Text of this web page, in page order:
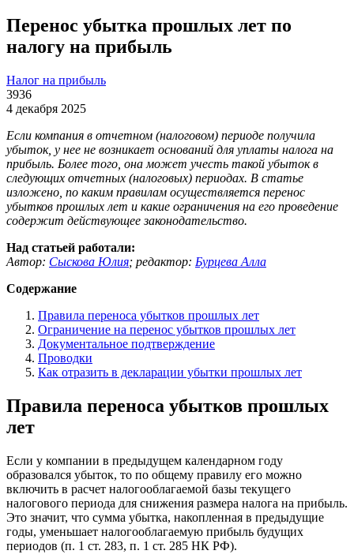
Перенос убытка прошлых лет по
налогу на прибыль
Налог на прибыль
3936
4 декабря 2025
Если компания в отчетном (налоговом) периоде получила
убыток, у нее не возникает оснований для уплаты налога на
прибыль. Более того, она может учесть такой убыток в
следующих отчетных (налоговых) периодах. В статье
изложено, по каким правилам осуществляется перенос
убытков прошлых лет и какие ограничения на его проведение
содержит действующее законодательство.
Над статьей работали:
Автор: Сыскова Юлия; редактор: Бурцева Алла
Содержание
Правила переноса убытков прошлых лет
Ограничение на перенос убытков прошлых лет
Документальное подтверждение
Проводки
Как отразить в декларации убытки прошлых лет
Правила переноса убытков прошлых
лет
Если у компании в предыдущем календарном году
образовался убыток, то по общему правилу его можно
включить в расчет налогооблагаемой базы текущего
налогового периода для снижения размера налога на прибыль.
Это значит, что сумма убытка, накопленная в предыдущие
годы, уменьшает налогооблагаемую прибыль будущих
периодов (п. 1 ст. 283, п. 1 ст. 285 НК РФ).